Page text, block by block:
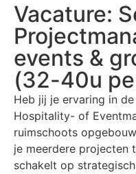
Vacature:
events &
(32-40u
Heb jij je ervaring in
Hospitality- of
ruimschoots
je meerdere projecten
schakelt op